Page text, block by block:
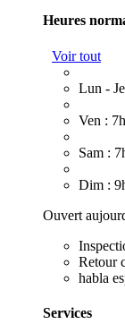
Heures
Voir tout
Lun -
Ven :
Sam :
Dim :
Ouvert
Retour
habla
Services